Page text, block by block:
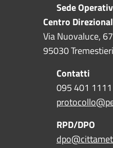
Sede
Centro
Via Nuovaluce,
95030
Contatti
095 401 1111
RPD/DPO